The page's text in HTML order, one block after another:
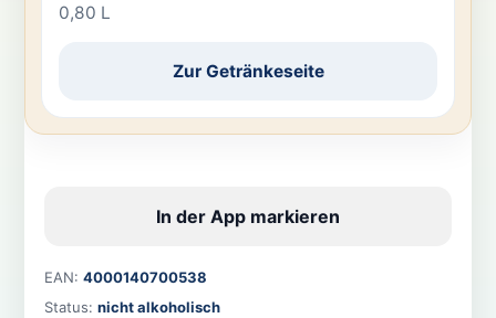
0,80 L
Zur Getränkeseite
In der App markieren
EAN: 4000140700538
Status: nicht alkoholisch